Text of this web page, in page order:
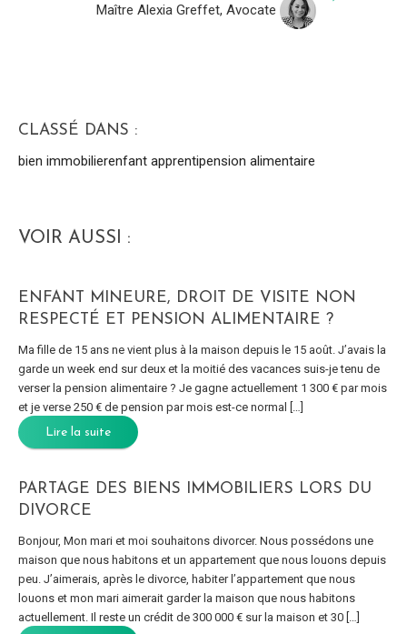
Maître Alexia Greffet, Avocate
CLASSÉ DANS :
bien immobilierenfant apprentipension alimentaire
VOIR AUSSI :
ENFANT MINEURE, DROIT DE VISITE NON
RESPECTÉ ET PENSION ALIMENTAIRE ?
Ma fille de 15 ans ne vient plus à la maison depuis le 15 août. J’avais la
garde un week end sur deux et la moitié des vacances suis-je tenu de
verser la pension alimentaire ? Je gagne actuellement 1 300 € par mois
et je verse 250 € de pension par mois est-ce normal […]
Lire la suite
PARTAGE DES BIENS IMMOBILIERS LORS DU
DIVORCE
Bonjour, Mon mari et moi souhaitons divorcer. Nous possédons une
maison que nous habitons et un appartement que nous louons depuis
peu. J’aimerais, après le divorce, habiter l’appartement que nous
louons et mon mari aimerait garder la maison que nous habitons
actuellement. Il reste un crédit de 300 000 € sur la maison et 30 […]